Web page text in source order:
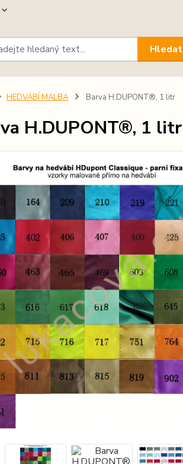
Hledat
HEDVÁBÍ MALBA Barva H.DUPONT®, 1 litr
H.DUPONT®, 1 litr